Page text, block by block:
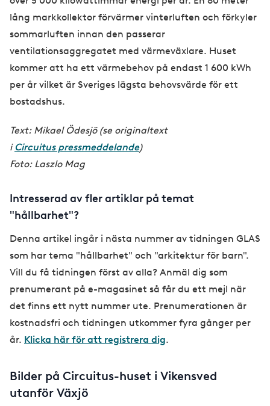
lång markkollektor förvärmer vinterluften och förkyler
sommarluften innan den passerar
ventilationsaggregatet med värmeväxlare. Huset
kommer att ha ett värmebehov på endast 1 600 kWh
per år vilket är Sveriges lägsta behovsvärde för ett
bostadshus.
Text: Mikael Ödesjö (se originaltext
i Circuitus pressmeddelande)
Foto: Laszlo Mag
Intresserad av fler artiklar på temat
"hållbarhet"?
Denna artikel ingår i nästa nummer av tidningen GLAS
som har tema "hållbarhet" och "arkitektur för barn".
Vill du få tidningen först av alla? Anmäl dig som
prenumerant på e-magasinet så får du ett mejl när
det finns ett nytt nummer ute. Prenumerationen är
kostnadsfri och tidningen utkommer fyra gånger per
år. Klicka här för att registrera dig.
Bilder på Circuitus-huset i Vikensved
utanför Växjö